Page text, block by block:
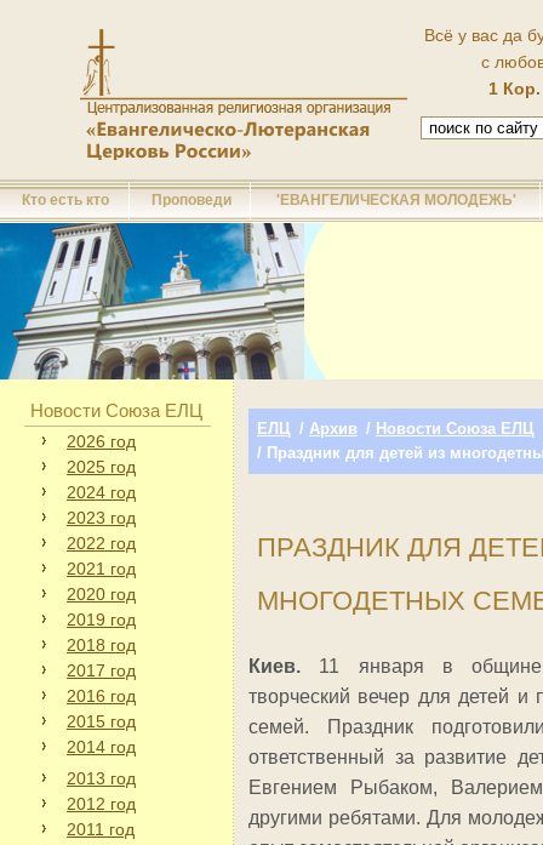
Всё у вас да
с
1
Кто есть кто Проповеди 'ЕВАНГЕЛИЧЕСКАЯ МОЛОДЕЖЬ'
Новости Союза ЕЛЦ
2026 год
2025 год
2024 год
2023 год
2022 год
2021 год
2020 год
2019 год
2018 год
2017 год
2016 год
2015 год
2014 год
2013 год
2012 год
2011 год
ЕЛЦ / Архив / Новости Союза ЕЛЦ
/ Праздник для детей из
ПРАЗДНИК ДЛЯ
МНОГОДЕТНЫХ
Киев. 11 января в общине
творческий вечер для детей и
семей. Праздник
ответственный за развитие
Евгением Рыбаком,
другими ребятами. Для